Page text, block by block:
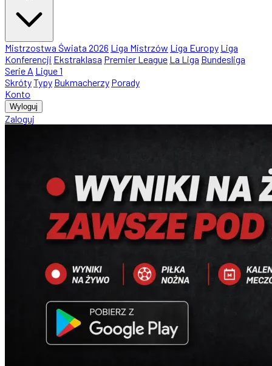
Mistrzostwa Świata 2026 Liga Mistrzów Liga Europy Liga
Konferencji Ekstraklasa Premier League La Liga Bundesliga
Serie A Ligue 1
SkrótyTypy Bukmacherzy Porady
Konto
Wyloguj
Zaloguj